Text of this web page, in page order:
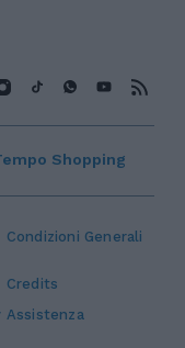
Condizioni Generali
Credits
Assistenza
Shopping